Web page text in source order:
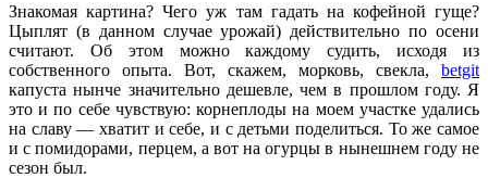
Знакомая картина? Чего уж там гадать на кофейной гуще?
Цыплят (в данном случае урожай) действительно по осени
считают. Об этом можно каждому судить, исходя из
собственного опыта. Вот, скажем, морковь, свекла, betgit
капуста нынче значительно дешевле, чем в прошлом году. Я
это и по себе чувствую: корнеплоды на моем участке удались
на славу — хватит и себе, и с детьми поделиться. То же самое
и с помидорами, перцем, а вот на огурцы в нынешнем году не
сезон был.